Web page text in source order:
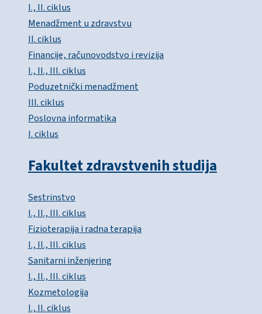
I., II. ciklus
Menadžment u zdravstvu
II. ciklus
Financije, računovodstvo i revizija
I., II., III. ciklus
Poduzetnički menadžment
III. ciklus
Poslovna informatika
I. ciklus
Fakultet zdravstvenih studija
Sestrinstvo
I., II., III. ciklus
Fizioterapija i radna terapija
I., II., III. ciklus
Sanitarni inženjering
I., II., III. ciklus
Kozmetologija
I., II. ciklus